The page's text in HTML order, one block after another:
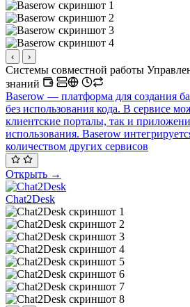
‹ ›
Системы совместной работы
знаний
Baserow — платформа для создания
без использования кода. В сервисе
клиентские порталы, так и
использования. Baserow
количеством других сервисов
Открыть →
Chat2Desk